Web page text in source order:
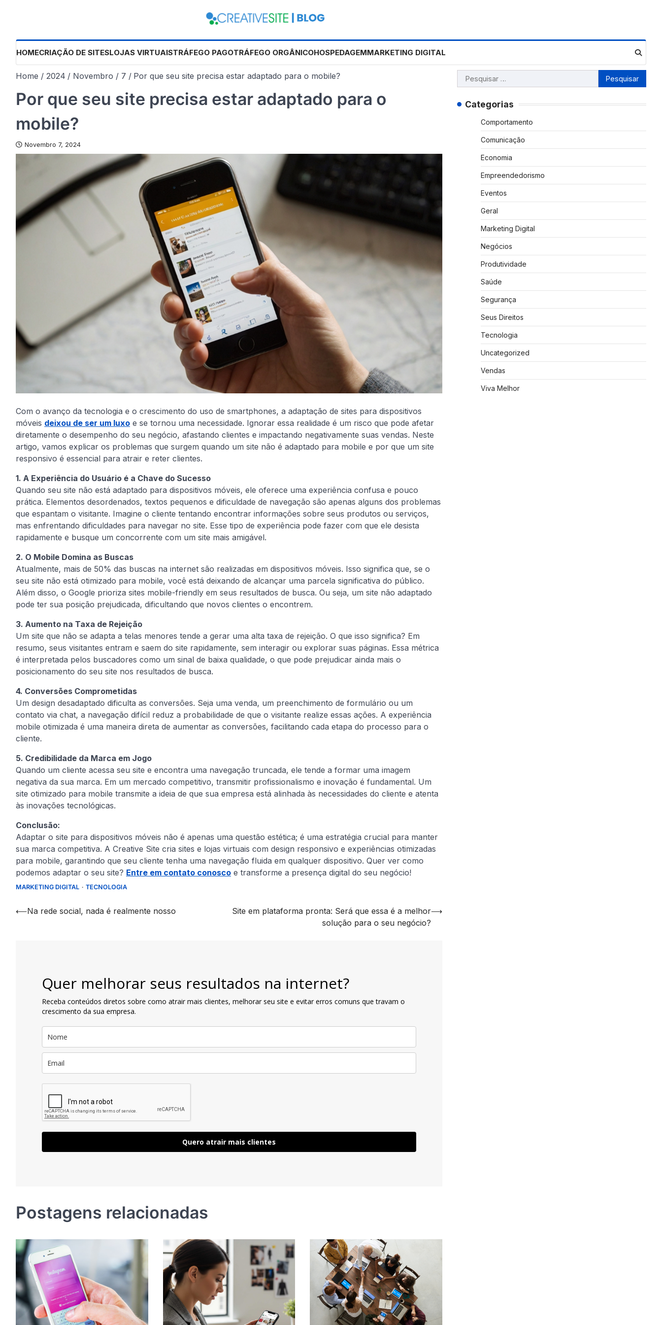
HOMECRIAÇÃO DE SITESLOJAS VIRTUAISTRÁFEGO PAGOTRÁFEGO ORGÂNICOHOSPEDAGEMMARKETING DIGITAL
Home 2024 Novembro 7 Por que seu site precisa estar adaptado para o mobile?
Por que seu site precisa estar adaptado para o
mobile?
Novembro 7, 2024
Com o avanço da tecnologia e o crescimento do uso de smartphones, a adaptação de sites para dispositivos
móveis deixou de ser um luxo e se tornou uma necessidade. Ignorar essa realidade é um risco que pode afetar
diretamente o desempenho do seu negócio, afastando clientes e impactando negativamente suas vendas. Neste
artigo, vamos explicar os problemas que surgem quando um site não é adaptado para mobile e por que um site
responsivo é essencial para atrair e reter clientes.
1. A Experiência do Usuário é a Chave do Sucesso
Quando seu site não está adaptado para dispositivos móveis, ele oferece uma experiência confusa e pouco
prática. Elementos desordenados, textos pequenos e dificuldade de navegação são apenas alguns dos problemas
que espantam o visitante. Imagine o cliente tentando encontrar informações sobre seus produtos ou serviços,
mas enfrentando dificuldades para navegar no site. Esse tipo de experiência pode fazer com que ele desista
rapidamente e busque um concorrente com um site mais amigável.
2. O Mobile Domina as Buscas
Atualmente, mais de 50% das buscas na internet são realizadas em dispositivos móveis. Isso significa que, se o
seu site não está otimizado para mobile, você está deixando de alcançar uma parcela significativa do público.
Além disso, o Google prioriza sites mobile-friendly em seus resultados de busca. Ou seja, um site não adaptado
pode ter sua posição prejudicada, dificultando que novos clientes o encontrem.
3. Aumento na Taxa de Rejeição
Um site que não se adapta a telas menores tende a gerar uma alta taxa de rejeição. O que isso significa? Em
resumo, seus visitantes entram e saem do site rapidamente, sem interagir ou explorar suas páginas. Essa métrica
é interpretada pelos buscadores como um sinal de baixa qualidade, o que pode prejudicar ainda mais o
posicionamento do seu site nos resultados de busca.
4. Conversões Comprometidas
Um design desadaptado dificulta as conversões. Seja uma venda, um preenchimento de formulário ou um
contato via chat, a navegação difícil reduz a probabilidade de que o visitante realize essas ações. A experiência
mobile otimizada é uma maneira direta de aumentar as conversões, facilitando cada etapa do processo para o
cliente.
5. Credibilidade da Marca em Jogo
Quando um cliente acessa seu site e encontra uma navegação truncada, ele tende a formar uma imagem
negativa da sua marca. Em um mercado competitivo, transmitir profissionalismo e inovação é fundamental. Um
site otimizado para mobile transmite a ideia de que sua empresa está alinhada às necessidades do cliente e atenta
às inovações tecnológicas.
Conclusão:
Adaptar o site para dispositivos móveis não é apenas uma questão estética; é uma estratégia crucial para manter
sua marca competitiva. A Creative Site cria sites e lojas virtuais com design responsivo e experiências otimizadas
para mobile, garantindo que seu cliente tenha uma navegação fluida em qualquer dispositivo. Quer ver como
podemos adaptar o seu site? Entre em contato conosco e transforme a presença digital do seu negócio!
MARKETING DIGITAL TECNOLOGIA
Navegação
⟵Na rede social, nada é realmente nosso
Site em plataforma pronta: Será que essa é a melhor
solução para o seu negócio?
⟶
Quer melhorar seus resultados na internet?
Receba conteúdos diretos sobre como atrair mais clientes, melhorar seu site e evitar erros comuns que travam o
crescimento da sua empresa.
Quero atrair mais clientes
Postagens relacionadas
Pesquisar
por:
Categorias
Comportamento
Comunicação
Economia
Empreendedorismo
Eventos
Geral
Marketing Digital
Negócios
Produtividade
Saúde
Segurança
Seus Direitos
Tecnologia
Uncategorized
Vendas
Viva Melhor